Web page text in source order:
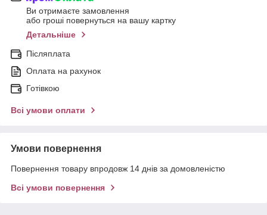
Ви отримаєте замовлення
або гроші повернуться на вашу картку
Детальніше
Післяплата
Оплата на рахунок
Готівкою
Всі умови оплати
Умови повернення
Повернення товару впродовж 14 днів за домовленістю
Всі умови повернення